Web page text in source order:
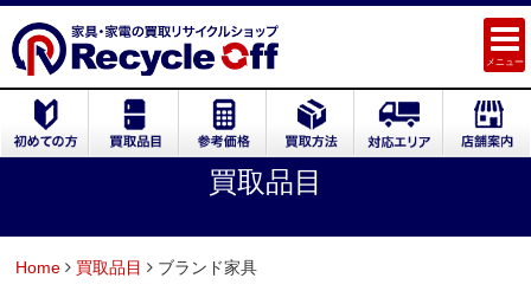
メニュー
買取品目
Home 買取品目 ブランド家具